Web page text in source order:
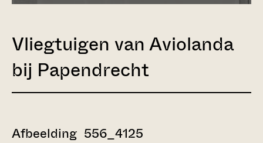
Vliegtuigen van Aviolanda
bij Papendrecht
Afbeelding 556_4125